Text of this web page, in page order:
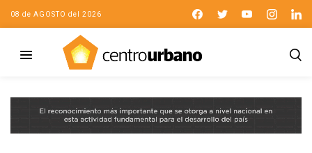
08 de AGOSTO del 2026